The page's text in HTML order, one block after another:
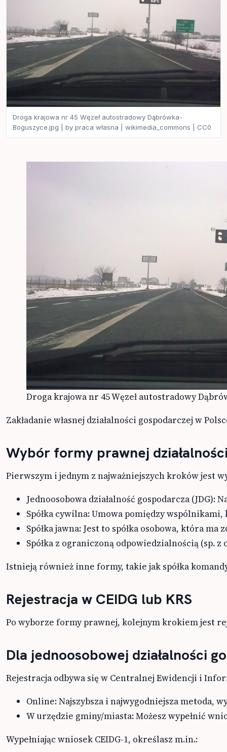
Droga krajowa nr 45 Węzeł autostradowy Dąbrówka-
Boguszyce.jpg | by praca własna | wikimedia_commons | CC0
Droga krajowa nr 45 Węzeł autostradowy
Zakładanie własnej działalności gospodarczej w
Wybór formy prawnej
Pierwszym i jednym z najważniejszych kroków jest
Jednoosobowa działalność gospodarcza
Spółka cywilna: Umowa pomiędzy
Spółka jawna: Jest to spółka osobowa, która
Spółka z ograniczoną odpowiedzialnością (sp.
Istnieją również inne formy, takie jak spółka
Rejestracja w CEIDG lub KRS
Po wyborze formy prawnej, kolejnym krokiem jest
Dla jednoosobowej działalności
Rejestracja odbywa się w Centralnej Ewidencji i
Online: Najszybsza i najwygodniejsza metoda,
W urzędzie gminy/miasta: Możesz wypełnić
Wypełniając wniosek CEIDG-1, określasz m.in.: